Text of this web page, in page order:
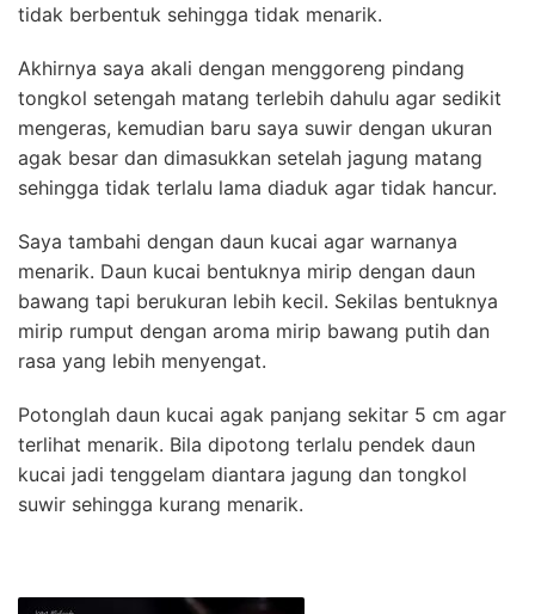
tidak berbentuk sehingga tidak menarik.
Akhirnya saya akali dengan menggoreng pindang
tongkol setengah matang terlebih dahulu agar sedikit
mengeras, kemudian baru saya suwir dengan ukuran
agak besar dan dimasukkan setelah jagung matang
sehingga tidak terlalu lama diaduk agar tidak hancur.
Saya tambahi dengan daun kucai agar warnanya
menarik. Daun kucai bentuknya mirip dengan daun
bawang tapi berukuran lebih kecil. Sekilas bentuknya
mirip rumput dengan aroma mirip bawang putih dan
rasa yang lebih menyengat.
Potonglah daun kucai agak panjang sekitar 5 cm agar
terlihat menarik. Bila dipotong terlalu pendek daun
kucai jadi tenggelam diantara jagung dan tongkol
suwir sehingga kurang menarik.